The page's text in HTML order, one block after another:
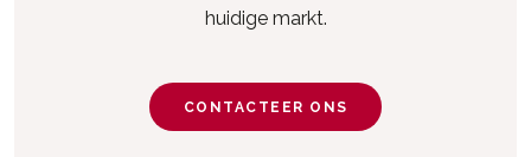
huidige markt.
CONTACTEER ONS